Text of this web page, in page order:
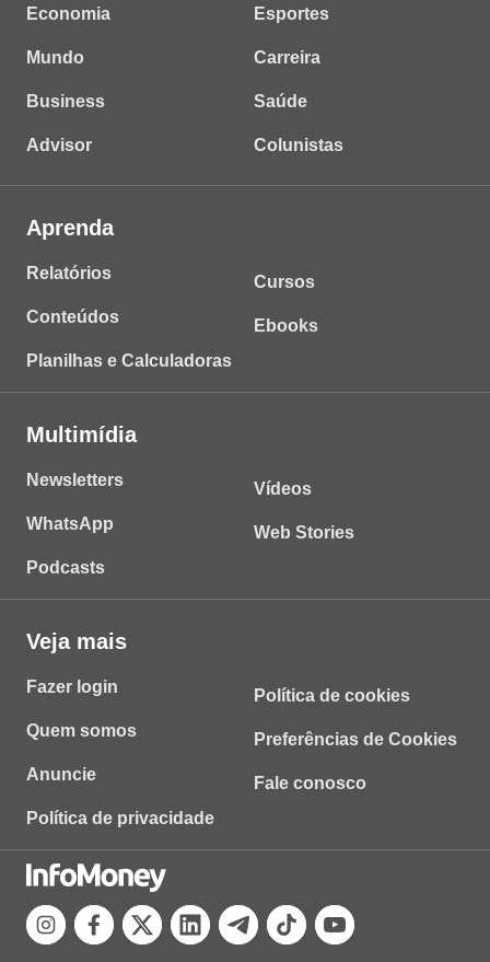
Economia
Mundo
Business
Advisor
Esportes
Carreira
Saúde
Colunistas
Aprenda
Relatórios
Conteúdos
Planilhas e Calculadoras
Cursos
Ebooks
Multimídia
Newsletters
WhatsApp
Podcasts
Vídeos
Web Stories
Veja mais
Fazer login
Quem somos
Anuncie
Política de privacidade
Política de cookies
Preferências de Cookies
Fale conosco